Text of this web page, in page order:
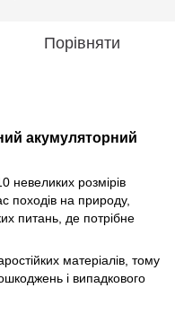
Порівняти
акумуляторний
невеликих розмірів
походів на природу,
питань, де потрібне
матеріалів, тому
і випадкового